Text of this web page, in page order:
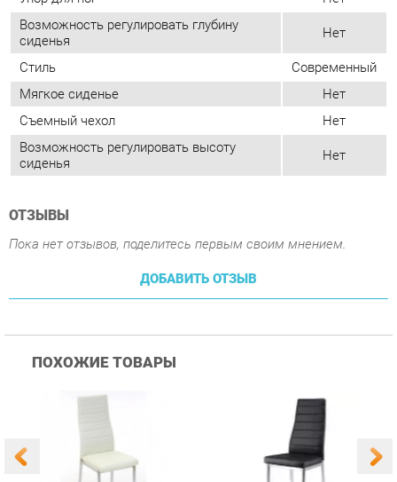
Возможность регулировать высоту
сиденья Нет
ОТЗЫВЫ
Пока нет отзывов, поделитесь первым своим мнением.
ДОБАВИТЬ ОТЗЫВ
ПОХОЖИЕ ТОВАРЫ
Купить
info@chair-ekb.ru +7 (343) 383-36-37